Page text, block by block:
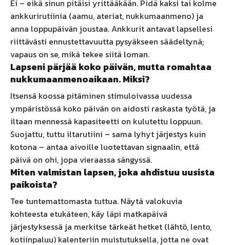
Ei – eikä sinun pitäisi yrittääkään. Pidä kaksi tai kolme
ankkurirutiinia (aamu, ateriat, nukkumaanmeno) ja
anna loppupäivän joustaa. Ankkurit antavat lapsellesi
riittävästi ennustettavuutta pysyäkseen säädeltynä;
vapaus on se, mikä tekee siitä loman.
Lapseni pärjää koko päivän, mutta romahtaa
nukkumaanmenoaikaan. Miksi?
Itsensä koossa pitäminen stimuloivassa uudessa
ympäristössä koko päivän on aidosti raskasta työtä, ja
iltaan mennessä kapasiteetti on kulutettu loppuun.
Suojattu, tuttu iltarutiini – sama lyhyt järjestys kuin
kotona – antaa aivoille luotettavan signaalin, että
päivä on ohi, jopa vieraassa sängyssä.
Miten valmistan lapsen, joka ahdistuu uusista
paikoista?
Tee tuntemattomasta tuttua. Näytä valokuvia
kohteesta etukäteen, käy läpi matkapäivä
järjestyksessä ja merkitse tärkeät hetket (lähtö, lento,
kotiinpaluu) kalenteriin muistutuksella, jotta ne ovat